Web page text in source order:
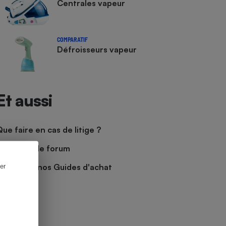
Centrales vapeur
COMPARATIF
Défroisseurs vapeur
aussi
faire en cas de litige ?
Découvrir le forum
nos Guides d'achat